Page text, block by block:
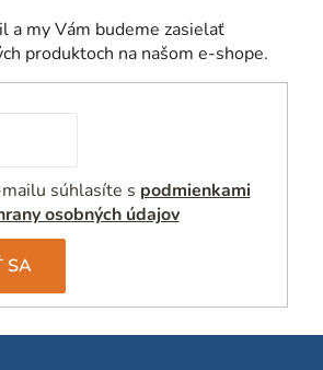
a my Vám budeme zasielať
produktoch na našom e-shope.
súhlasíte s podmienkami
osobných údajov
SA